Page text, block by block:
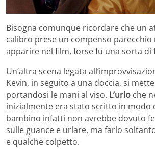
Bisogna comunque ricordare che un
calibro prese un compenso
apparire nel film, forse fu una sorta di
Un’altra scena legata
Kevin, in seguito a una doccia, si
portandosi le mani al viso. L’urlo che
inizialmente era stato scritto in modo
bambino infatti non avrebbe dovuto
sulle guance e urlare, ma farlo
e qualche colpetto.